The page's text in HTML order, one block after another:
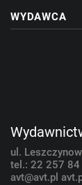
WYDAWCA
ul.
tel.: 22 257 84
avt@avt.pl